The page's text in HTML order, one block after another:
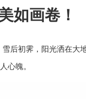
如画卷！
初霁，阳光洒在大
心魄。